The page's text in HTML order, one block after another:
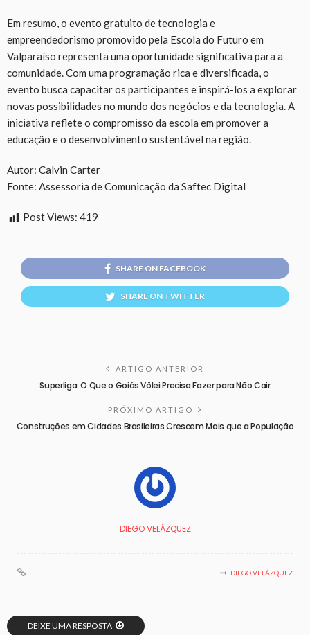
Em resumo, o evento gratuito de tecnologia e
empreendedorismo promovido pela Escola do Futuro em
Valparaíso representa uma oportunidade significativa para a
comunidade. Com uma programação rica e diversificada, o
evento busca capacitar os participantes e inspirá-los a explorar
novas possibilidades no mundo dos negócios e da tecnologia. A
iniciativa reflete o compromisso da escola em promover a
educação e o desenvolvimento sustentável na região.
Autor: Calvin Carter
Fonte: Assessoria de Comunicação da Saftec Digital
Post Views: 419
SHARE ON FACEBOOK
SHARE ON TWITTER
ARTIGO ANTERIOR
Superliga: O Que o Goiás Vôlei Precisa Fazer para Não Cair
PRÓXIMO ARTIGO
Construções em Cidades Brasileiras Crescem Mais que a População
DIEGO VELÁZQUEZ
DIEGO VELÁZQUEZ
DEIXE UMA RESPOSTA